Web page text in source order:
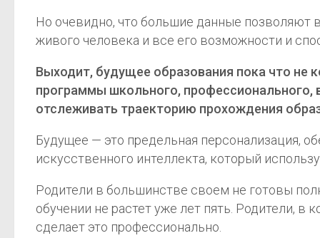
Но очевидно, что большие данные позволяют
живого человека и все его возможности и
Выходит, будущее образования пока что не
программы школьного, профессионального,
отслеживать траекторию прохождения
Будущее — это предельная персонализация,
искусственного интеллекта, который
Родители в большинстве своем не готовы
обучении не растет уже лет пять. Родители, в
сделает это профессионально.